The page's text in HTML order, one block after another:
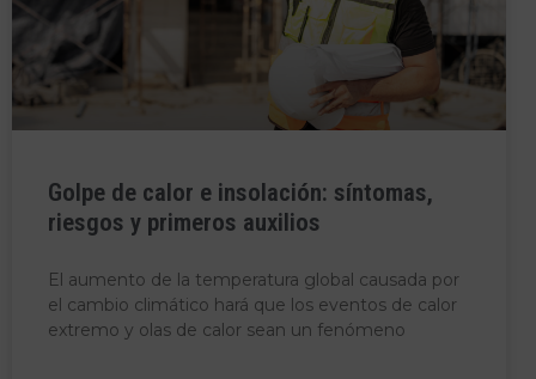
Golpe de calor e insolación: síntomas,
riesgos y primeros auxilios
El aumento de la temperatura global causada por
el cambio climático hará que los eventos de calor
extremo y olas de calor sean un fenómeno